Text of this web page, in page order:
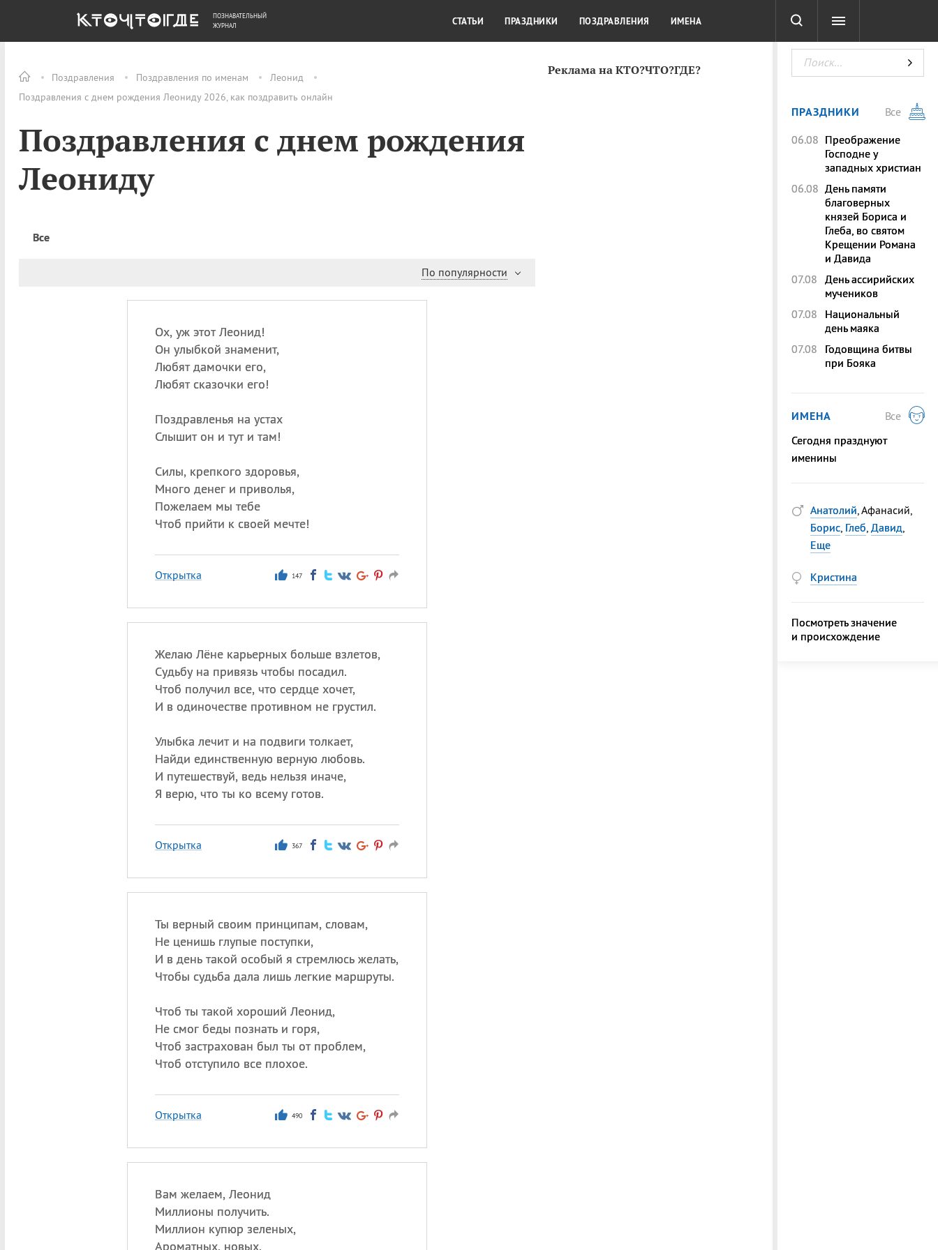
Поздравления Поздравления по именам
Леонид
Поздравления с днем рождения Леониду 2026, как поздравить онлайн
Поздравления с днем рождения
Леониду
Все
По популярности
Ох, уж этот Леонид!
Он улыбкой знаменит,
Любят дамочки его,
Любят сказочки его!
Поздравленья на устах
Слышит он и тут и там!
Силы, крепкого здоровья,
Много денег и приволья,
Пожелаем мы тебе
Чтоб прийти к своей мечте!
Открытка 147
Желаю Лёне карьерных больше взлетов,
Судьбу на привязь чтобы посадил.
Чтоб получил все, что сердце хочет,
И в одиночестве противном не грустил.
Улыбка лечит и на подвиги толкает,
Найди единственную верную любовь.
И путешествуй, ведь нельзя иначе,
Я верю, что ты ко всему готов.
Открытка 367
Ты верный своим принципам, словам,
Не ценишь глупые поступки,
И в день такой особый я стремлюсь желать,
Чтобы судьба дала лишь легкие маршруты.
Чтоб ты такой хороший Леонид,
Не смог беды познать и горя,
Чтоб застрахован был ты от проблем,
Чтоб отступило все плохое.
Открытка 490
Вам желаем, Леонид
Миллионы получить.
Миллион купюр зеленых,
Ароматных, новых.
Реклама на КТО?ЧТО?ГДЕ?
ОБЩЕСТВО ДЕНЬГИ КУЛЬТУРА КРАСОТА ТЕСТЫ
ПОЗНАВАТЕЛЬНЫЙ
ЖУРНАЛ
СТАТЬИ ПРАЗДНИКИ ПОЗДРАВЛЕНИЯ ИМЕНА
ПРАЗДНИКИ
Все
06.08 Преображение
Господне у
западных христиан
06.08 День памяти
благоверных
князей Бориса и
Глеба, во святом
Крещении Романа
и Давида
07.08 День ассирийских
мучеников
07.08
Национальный
день маяка
07.08
Годовщина битвы
при Бояка
ИМЕНА
Все
Сегодня празднуют
именины
Анатолий, Афанасий,
Борис, Глеб, Давид,
Еще
Кристина
Посмотреть значение
и происхождение